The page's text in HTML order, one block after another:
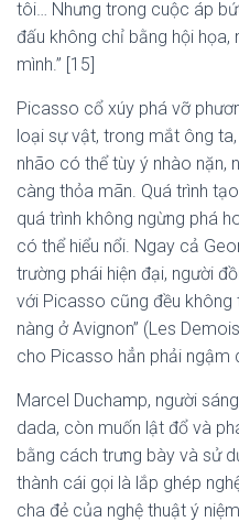
tôi… Nhưng trong cuộc áp
đấu không chỉ bằng hội
mình.” [15]
Picasso cổ xúy phá vỡ
loại sự vật, trong mắt ông
nhão có thể tùy ý nhào nặn,
càng thỏa mãn. Quá trình
quá trình không ngừng phá
có thể hiểu nổi. Ngay cả
trường phái hiện đại, người
với Picasso cũng đều không
nàng ở Avignon” (Les
cho Picasso hẳn phải ngậm
Marcel Duchamp, người
dada, còn muốn lật đổ và
bằng cách trưng bày và sử
thành cái gọi là lắp ghép
cha đẻ của nghệ thuật ý